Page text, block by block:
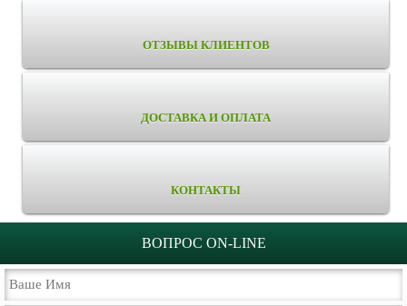
ОТЗЫВЫ КЛИЕНТОВ
ДОСТАВКА И ОПЛАТА
КОНТАКТЫ
ВОПРОС ON-LINE